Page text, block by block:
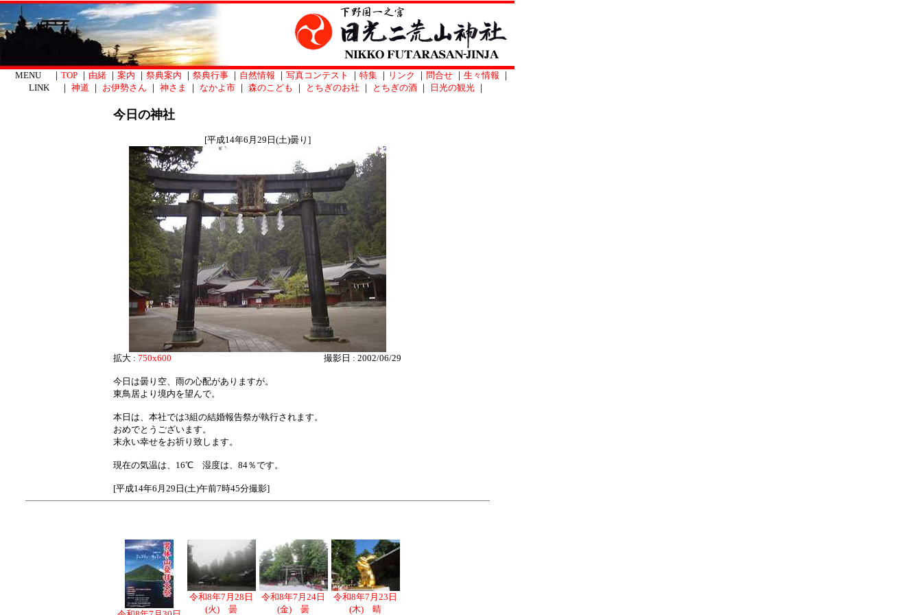
MENU ｜ TOP ｜ 由緒 ｜ 案内 ｜ 祭典案内 ｜ 祭典行事 ｜ 自然情報 ｜ 写真コンテスト ｜ 特集 ｜ リンク ｜ 問合せ ｜ 生々情報 ｜
LINK ｜ 神道 ｜ お伊勢さん ｜ 神さま ｜ なかよ市 ｜ 森のこども ｜ とちぎのお社 ｜ とちぎの酒 ｜ 日光の観光 ｜
今日の神社
[平成14年6月29日(土)曇り]
拡大 : 750x600 撮影日 : 2002/06/29
今日は曇り空、雨の心配がありますが。
東鳥居より境内を望んで。
本日は、本社では3組の結婚報告祭が執行されます。
おめでとうございます。
末永い幸せをお祈り致します。
現在の気温は、16℃ 湿度は、84％です。
[平成14年6月29日(土)午前7時45分撮影]
令和8年7月28日
(火) 曇
令和8年7月24日
(金) 曇
令和8年7月23日
(木) 晴